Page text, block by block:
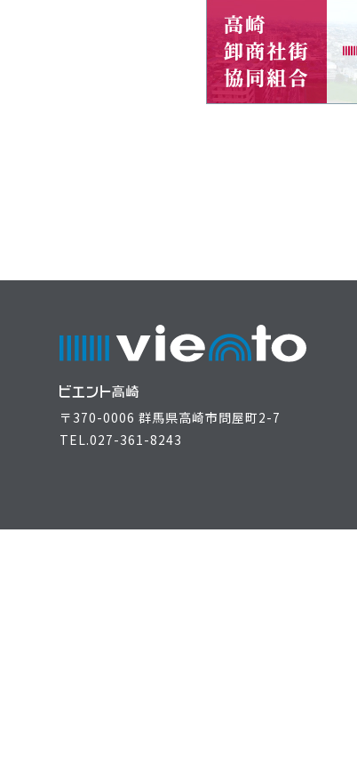
〒370-0006 群馬県高崎市問屋町2-7
TEL.027-361-8243